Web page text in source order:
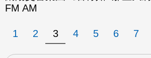
FM AM
1 2 3 4 5 6 7